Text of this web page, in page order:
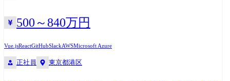
・クラウドサービス:AWS 【取り扱っていただくプロダクト/技術】 ・ア
イサイトのステレオカメラの画像認識ソフトウェア 当社が実現する「予
2030年に死亡交通事故ゼロを実現していきます。 アイサイトは、ステレ
500～840万円
Vue.jsReactGitHubSlackAWSMicrosoft Azure
正社員 東京都港区